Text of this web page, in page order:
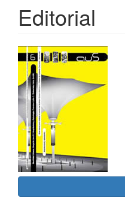
Editorial
Barra
lateral
del
artículo